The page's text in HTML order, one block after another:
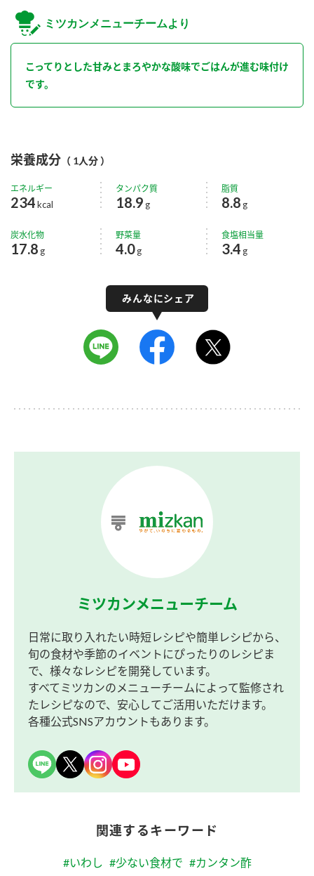
ミツカンメニューチームより
こってりとした甘みとまろやかな酸味でごはんが進む味付け
です。
栄養成分 （ 1人分 ）
エネルギー
234kcal
タンパク質
18.9 g
脂質
8.8 g
炭水化物
17.8 g
野菜量
4.0g
食塩相当量
3.4 g
ミツカンメニューチーム
日常に取り入れたい時短レシピや簡単レシピから、
旬の食材や季節のイベントにぴったりのレシピま
で、様々なレシピを開発しています。
すべてミツカンのメニューチームによって監修され
たレシピなので、安心してご活用いただけます。
各種公式SNSアカウントもあります。
関連するキーワード
#いわし #少ない食材で #カンタン酢